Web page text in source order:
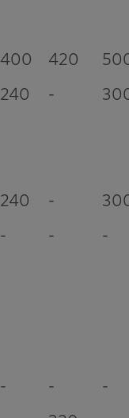
400 420
240 -
240 -
- - -
- -
-